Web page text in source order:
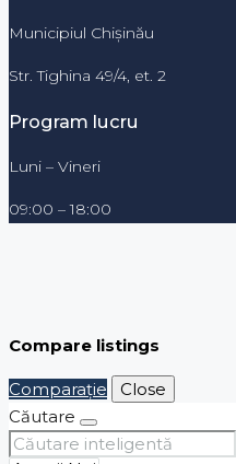
Municipiul Chișinău
Str. Tighina 49/4, et. 2
Program lucru
Luni – Vineri
09:00 – 18:00
Compare listings
Comparaţie
Close
Căutare